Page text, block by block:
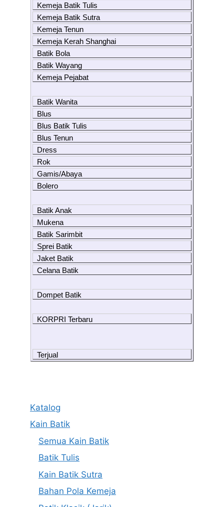
Kemeja Batik Tulis
Kemeja Batik Sutra
Kemeja Tenun
Kemeja Kerah Shanghai
Batik Bola
Batik Wayang
Kemeja Pejabat
Batik Wanita
Blus
Blus Batik Tulis
Blus Tenun
Dress
Rok
Gamis/Abaya
Bolero
Batik Anak
Mukena
Batik Sarimbit
Sprei Batik
Jaket Batik
Celana Batik
Dompet Batik
KORPRI Terbaru
Terjual
Katalog
Kain Batik
Semua Kain Batik
Batik Tulis
Kain Batik Sutra
Bahan Pola Kemeja